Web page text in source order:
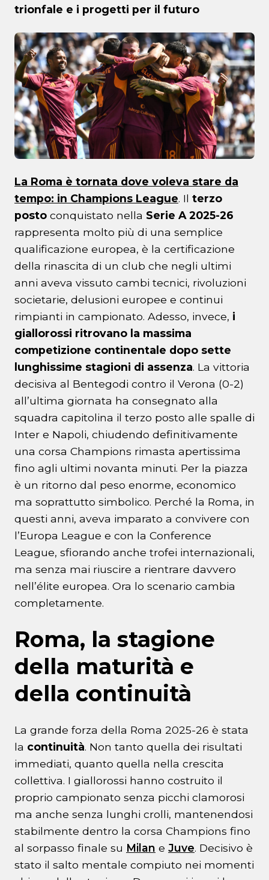
trionfale e i progetti per il futuro
La Roma è tornata dove voleva stare da
tempo: in Champions League. Il terzo
posto conquistato nella Serie A 2025-26
rappresenta molto più di una semplice
qualificazione europea, è la certificazione
della rinascita di un club che negli ultimi
anni aveva vissuto cambi tecnici, rivoluzioni
societarie, delusioni europee e continui
rimpianti in campionato. Adesso, invece, i
giallorossi ritrovano la massima
competizione continentale dopo sette
lunghissime stagioni di assenza. La vittoria
decisiva al Bentegodi contro il Verona (0-2)
all’ultima giornata ha consegnato alla
squadra capitolina il terzo posto alle spalle di
Inter e Napoli, chiudendo definitivamente
una corsa Champions rimasta apertissima
fino agli ultimi novanta minuti. Per la piazza
è un ritorno dal peso enorme, economico
ma soprattutto simbolico. Perché la Roma, in
questi anni, aveva imparato a convivere con
l’Europa League e con la Conference
League, sfiorando anche trofei internazionali,
ma senza mai riuscire a rientrare davvero
nell’élite europea. Ora lo scenario cambia
completamente.
Roma, la stagione
della maturità e
della continuità
La grande forza della Roma 2025-26 è stata
la continuità. Non tanto quella dei risultati
immediati, quanto quella nella crescita
collettiva. I giallorossi hanno costruito il
proprio campionato senza picchi clamorosi
ma anche senza lunghi crolli, mantenendosi
stabilmente dentro la corsa Champions fino
al sorpasso finale su Milan e Juve. Decisivo è
stato il salto mentale compiuto nei momenti